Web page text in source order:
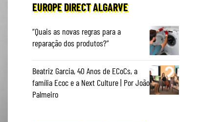
EUROPE DIRECT ALGARVE
“Quais as novas regras para a
reparação dos produtos?”
Beatriz Garcia, 40 Anos de ECoCs, a
família Ecoc e a Next Culture | Por João
Palmeiro